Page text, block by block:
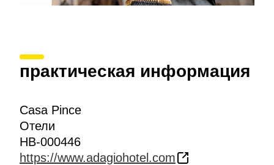
практическая информация
Casa Pince
Отели
HB-000446
https://www.adagiohotel.com